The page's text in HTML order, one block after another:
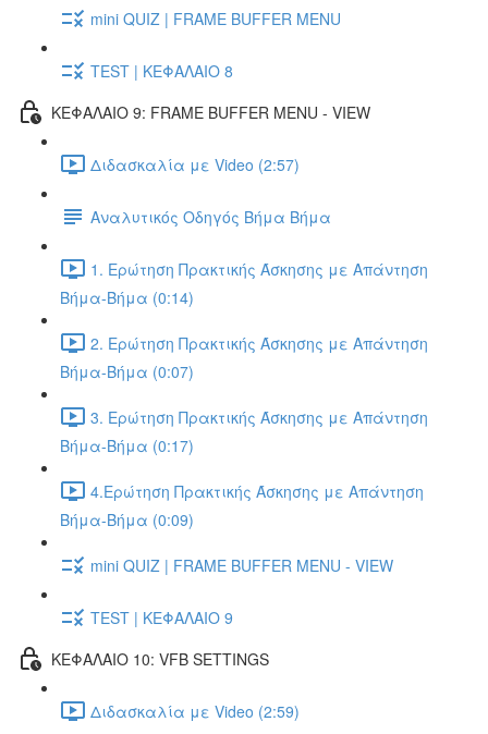
mini QUIZ | FRAME BUFFER MENU
TEST | ΚΕΦΑΛΑΙΟ 8
ΚΕΦΑΛΑΙΟ 9: FRAME BUFFER MENU - VIEW
Διδασκαλία με Video (2:57)
Αναλυτικός Οδηγός Βήμα Βήμα
1. Ερώτηση Πρακτικής Άσκησης με Απάντηση
Βήμα-Βήμα (0:14)
2. Ερώτηση Πρακτικής Άσκησης με Απάντηση
Βήμα-Βήμα (0:07)
3. Ερώτηση Πρακτικής Άσκησης με Απάντηση
Βήμα-Βήμα (0:17)
4.Ερώτηση Πρακτικής Άσκησης με Απάντηση
Βήμα-Βήμα (0:09)
mini QUIZ | FRAME BUFFER MENU - VIEW
TEST | ΚΕΦΑΛΑΙΟ 9
ΚΕΦΑΛΑΙΟ 10: VFB SETTINGS
Διδασκαλία με Video (2:59)